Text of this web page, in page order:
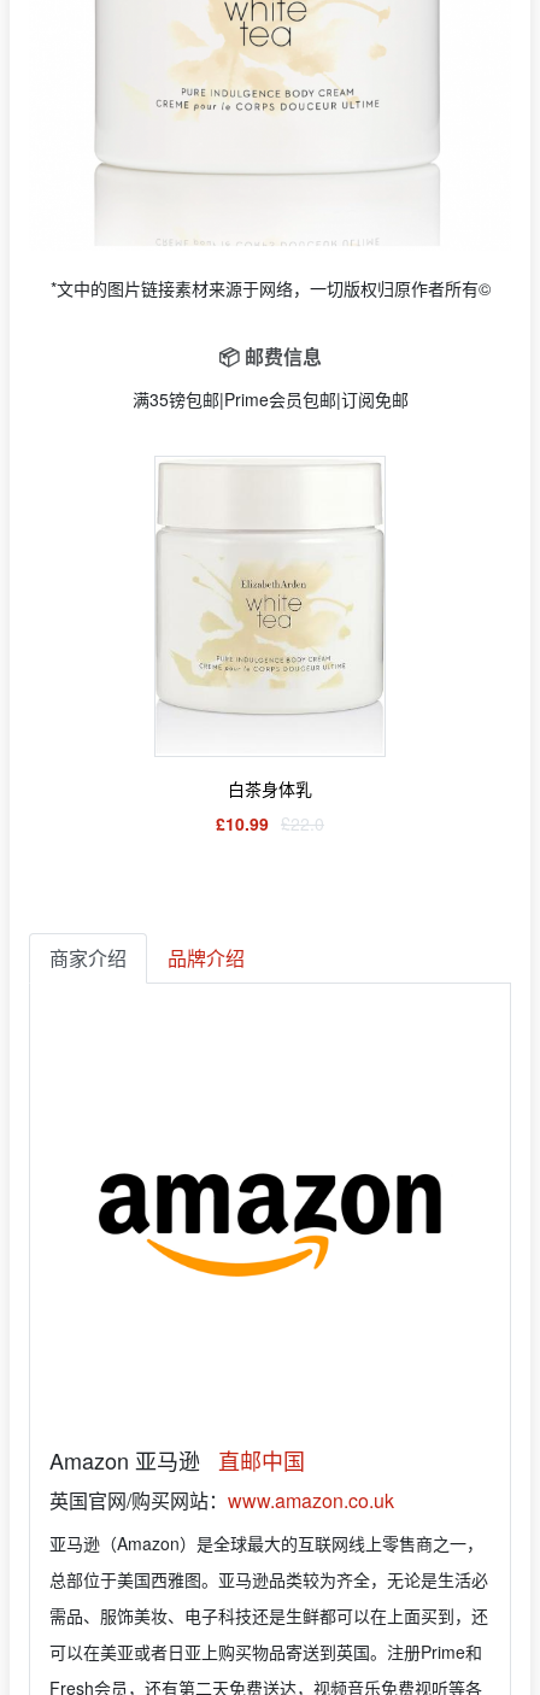
*文中的图片链接素材来源于网络，一切版权归原作者所有©
📦 邮费信息
满35镑包邮|Prime会员包邮|订阅免邮
白茶身体乳
£10.99 £22.0
商家介绍 品牌介绍
Amazon 亚马逊 直邮中国
英国官网/购买网站： www.amazon.co.uk
亚马逊（Amazon）是全球最大的互联网线上零售商之一，
总部位于美国西雅图。亚马逊品类较为齐全，无论是生活必
需品、服饰美妆、电子科技还是生鲜都可以在上面买到，还
可以在美亚或者日亚上购买物品寄送到英国。注册Prime和
Fresh会员，还有第二天免费送达，视频音乐免费视听等各